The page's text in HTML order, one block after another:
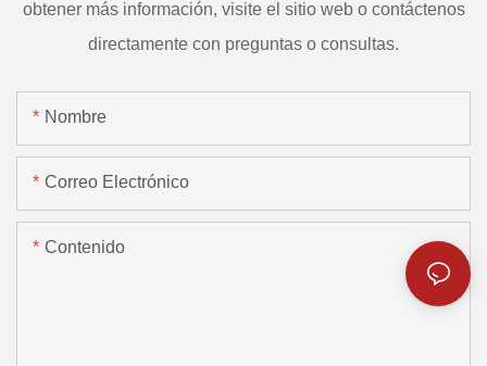
obtener más información, visite el sitio web o contáctenos
directamente con preguntas o consultas.
Nombre
Correo Electrónico
Contenido